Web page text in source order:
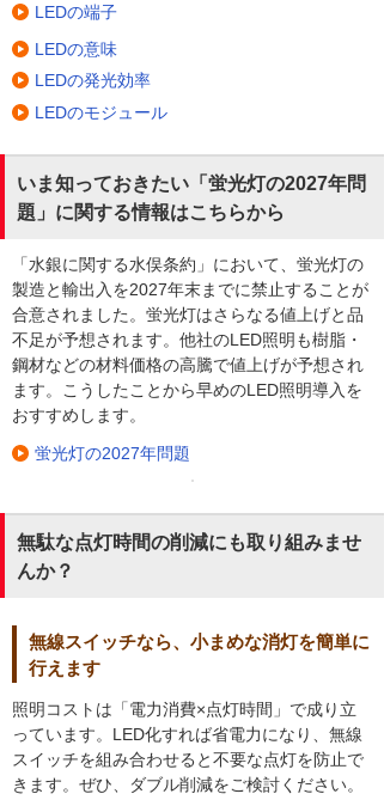
LEDの端子
LEDの意味
LEDの発光効率
LEDのモジュール
いま知っておきたい「蛍光灯の2027年問
題」に関する情報はこちらから
「水銀に関する水俣条約」において、蛍光灯の
製造と輸出入を2027年末までに禁止することが
合意されました。蛍光灯はさらなる値上げと品
不足が予想されます。他社のLED照明も樹脂・
鋼材などの材料価格の高騰で値上げが予想され
ます。こうしたことから早めのLED照明導入を
おすすめします。
蛍光灯の2027年問題
無駄な点灯時間の削減にも取り組みませ
んか？
無線スイッチなら、小まめな消灯を簡単に
行えます
照明コストは「電力消費×点灯時間」で成り立
っています。LED化すれば省電力になり、無線
スイッチを組み合わせると不要な点灯を防止で
きます。ぜひ、ダブル削減をご検討ください。